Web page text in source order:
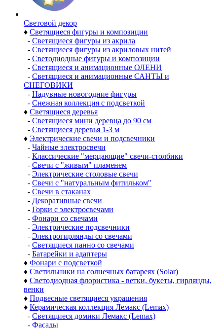
Световой декор
♦ Светящиеся фигуры и композиции
- Светящиеся фигуры из акрила
- Светящиеся фигуры из акриловых нитей
- Светодиодные фигуры и композиции
- Светящиеся и анимационные ОЛЕНИ
- Светящиеся и анимационные САНТЫ и
СНЕГОВИКИ
- Надувные новогодние фигуры
- Снежная коллекция с подсветкой
♦ Светящиеся деревья
- Светящиеся мини деревца до 90 см
- Светящиеся деревья 1-3 м
♦ Электрические свечи и подсвечники
- Чайные электросвечи
- Классические "мерцающие" свечи-столбики
- Свечи с "живым" пламенем
- Электрические столовые свечи
- Свечи с "натуральным фитильком"
- Свечи в стаканах
- Декоративные свечи
- Горки с электросвечами
- Фонари со свечами
- Электрические подсвечники
- Электрогирлянды со свечами
- Светящиеся панно со свечами
- Батарейки и адаптеры
♦ Фонари с подсветкой
♦ Светильники на солнечных батареях (Solar)
♦ Светодиодная флористика - ветки, букеты, гирлянды,
венки
♦ Подвесные светящиеся украшения
♦ Керамическая коллекция Лемакс (Lemax)
- Светящиеся домики Лемакс (Lemax)
- Фасады